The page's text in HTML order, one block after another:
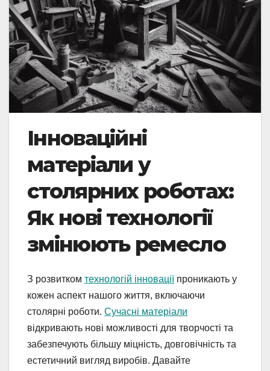
Інноваційні
матеріали у
столярних роботах:
Як нові технології
змінюють ремесло
З розвитком технологій інноваціїпроникають у
кожен аспект нашого життя, включаючи
столярні роботи. Сучасні матеріали
відкривають нові можливості для творчості та
забезпечують більшу міцність, довговічність та
естетичний вигляд виробів. Давайте